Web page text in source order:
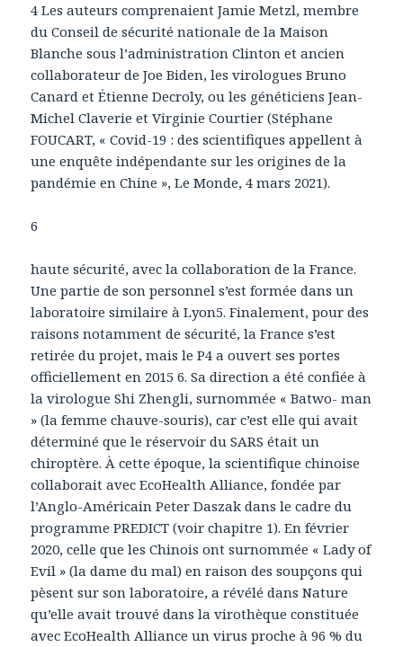
4 Les auteurs comprenaient Jamie Metzl, membre
du Conseil de sécurité nationale de la Maison
Blanche sous l’administration Clinton et ancien
collaborateur de Joe Biden, les virologues Bruno
Canard et Étienne Decroly, ou les généticiens Jean-
Michel Claverie et Virginie Courtier (Stéphane
FOUCART, « Covid-19 : des scientifiques appellent à
une enquête indépendante sur les origines de la
pandémie en Chine », Le Monde, 4 mars 2021).
6
haute sécurité, avec la collaboration de la France.
Une partie de son personnel s’est formée dans un
laboratoire similaire à Lyon5. Finalement, pour des
raisons notamment de sécurité, la France s’est
retirée du projet, mais le P4 a ouvert ses portes
officiellement en 2015 6. Sa direction a été confiée à
la virologue Shi Zhengli, surnommée « Batwo- man
» (la femme chauve-souris), car c’est elle qui avait
déterminé que le réservoir du SARS était un
chiroptère. À cette époque, la scientifique chinoise
collaborait avec EcoHealth Alliance, fondée par
l’Anglo-Américain Peter Daszak dans le cadre du
programme PREDICT (voir chapitre 1). En février
2020, celle que les Chinois ont surnommée « Lady of
Evil » (la dame du mal) en raison des soupçons qui
pèsent sur son laboratoire, a révélé dans Nature
qu’elle avait trouvé dans la virothèque constituée
avec EcoHealth Alliance un virus proche à 96 % du